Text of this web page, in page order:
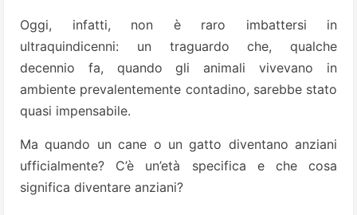
Oggi, infatti, non è raro imbattersi in
ultraquindicenni: un traguardo che, qualche
decennio fa, quando gli animali vivevano in
ambiente prevalentemente contadino, sarebbe stato
quasi impensabile.
Ma quando un cane o un gatto diventano anziani
ufficialmente? C’è un’età specifica e che cosa
significa diventare anziani?